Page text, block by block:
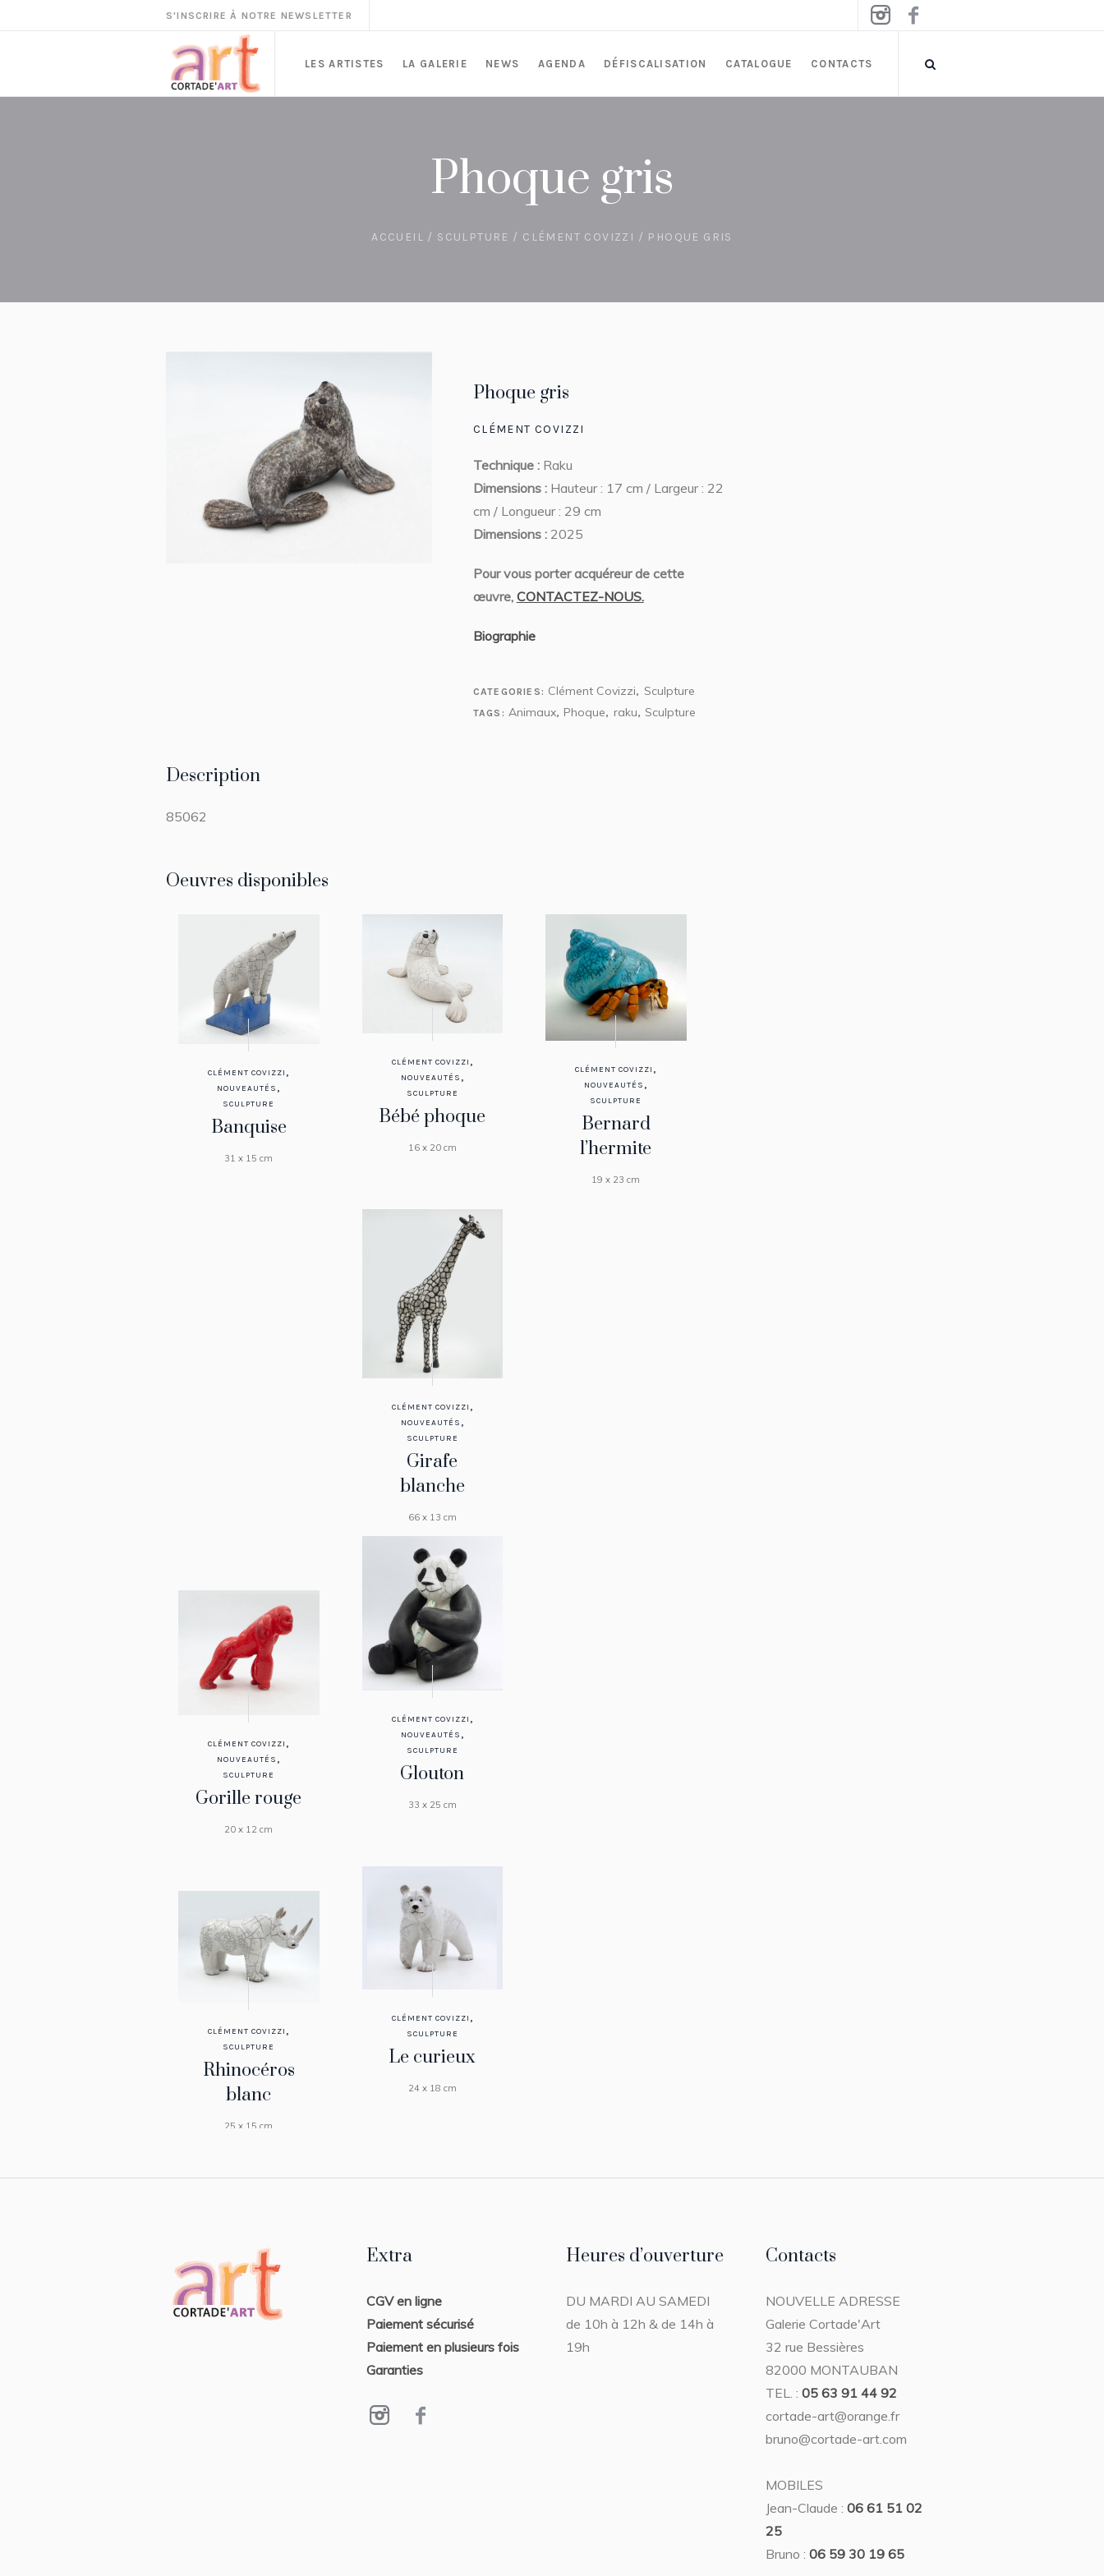
S'INSCRIRE À NOTRE NEWSLETTER
LES ARTISTES LA GALERIE NEWS AGENDA DÉFISCALISATION CATALOGUE CONTACTS
Phoque gris
ACCUEIL / SCULPTURE / CLÉMENT COVIZZI / PHOQUE GRIS
Phoque gris
CLÉMENT COVIZZI
Technique : Raku
Dimensions :Hauteur : 17 cm / Largeur : 22
cm / Longueur : 29 cm
Dimensions :2025
Pour vous porter acquéreur de cette
œuvre, CONTACTEZ-NOUS.
Biographie
CATEGORIES: Clément Covizzi, Sculpture
TAGS: Animaux, Phoque, raku, Sculpture
Description
85062
Oeuvres disponibles
CLÉMENT COVIZZI ,
NOUVEAUTÉS ,
SCULPTURE
Banquise
31 x 15 cm
CLÉMENT COVIZZI ,
NOUVEAUTÉS ,
SCULPTURE
Bébé phoque
16 x 20 cm
CLÉMENT COVIZZI ,
NOUVEAUTÉS ,
SCULPTURE
Bernard
l’hermite
19 x 23 cm
CLÉMENT COVIZZI ,
NOUVEAUTÉS ,
SCULPTURE
Girafe
blanche
66 x 13 cm
CLÉMENT COVIZZI ,
NOUVEAUTÉS ,
SCULPTURE
Glouton
33 x 25 cm
CLÉMENT COVIZZI ,
NOUVEAUTÉS ,
SCULPTURE
Gorille rouge
20 x 12 cm
CLÉMENT COVIZZI ,
SCULPTURE
Le curieux
24 x 18 cm
CLÉMENT COVIZZI ,
SCULPTURE
Rhinocéros
blanc
25 x 15 cm
CLÉMENT COVIZZI
SCULPTURE
Sur le dos
Extra
CGV en ligne
Paiement sécurisé
Paiement en plusieurs fois
Garanties
Heures d’ouverture
DU MARDI AU SAMEDI
de 10h à 12h & de 14h à
19h
Contacts
NOUVELLE ADRESSE
Galerie Cortade'Art
32 rue Bessières
82000 MONTAUBAN
TEL. : 05 63 91 44 92
cortade-art@orange.fr
bruno@cortade-art.com
MOBILES
Jean-Claude : 06 61 51 02
25
Bruno : 06 59 30 19 65